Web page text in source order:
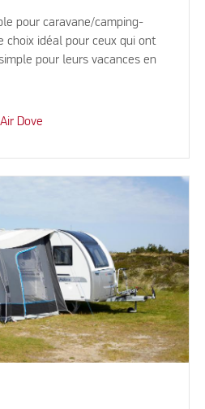
pour caravane/camping-
choix idéal pour ceux qui ont
pour leurs vacances en
Dove